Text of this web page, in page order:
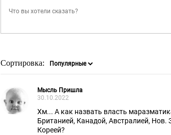
Сортировка:
Мысль Пришла
30.10.2022
Хм... А как назвать власть
Британией, Канадой, Австралией,
Кореей?